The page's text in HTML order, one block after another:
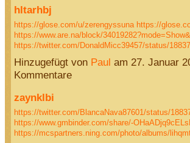
hltarhbj
https://glose.com/u/zerengyssuna https://
https://www.are.na/block/
https://twitter.com/DonaldMicc39457/status/
Hinzugefügt von Paul am 27. Januar
Kommentare
zaynklbi
https://twitter.com/BlancaNava87601/status/
https://www.gmbinder.com/share/-
https://mcspartners.ning.com/photo/albums/